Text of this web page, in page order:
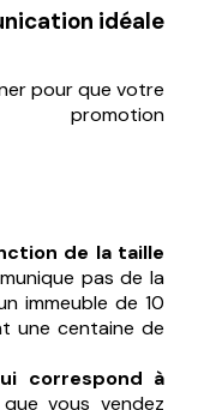
idéale
pour que votre
de la taille
pas de la
immeuble de 10
une centaine de
correspond à
vous vendez